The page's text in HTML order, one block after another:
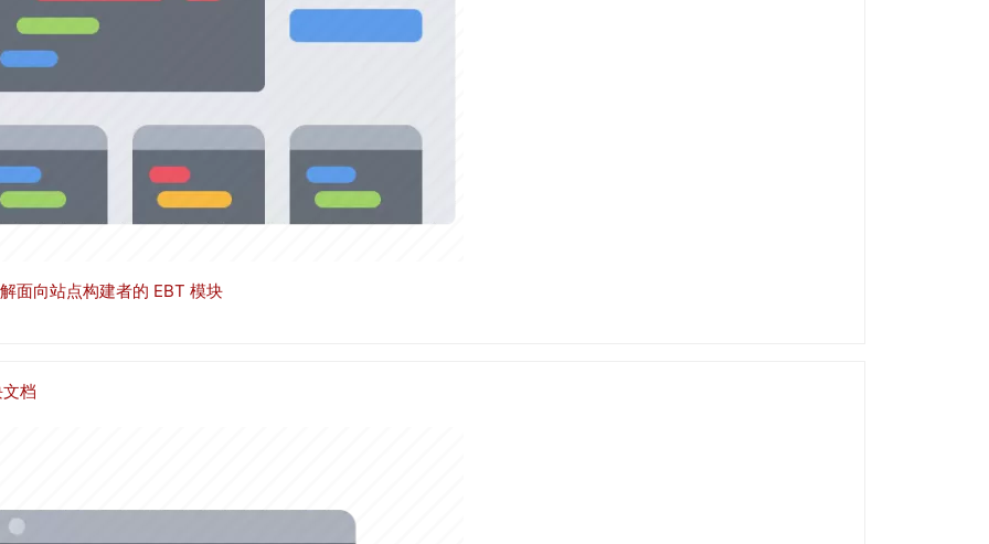
面向站点构建者的 EBT 模块
档